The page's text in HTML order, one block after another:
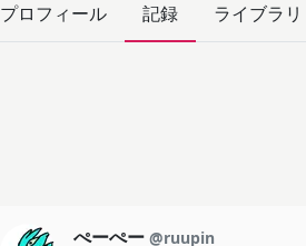
プロフィール 記録 ライブラリ
ぺーぺー @ruupin